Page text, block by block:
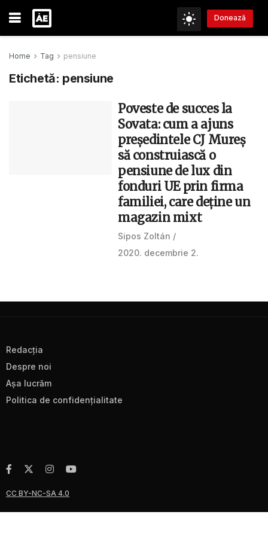
Donează
Home Tag pensiune
Etichetă: pensiune
Poveste de succes la
Sovata: cum a ajuns
președintele CJ Mureș
să construiască o
pensiune de lux din
fonduri UE prin firma
familiei, care deține un
magazin mixt
Sipos Zoltán
2020. decembrie 2.
Redacţia
Despre noi
Aşa lucrăm
Politica de confidenţialitate
CC BY-NC-SA 4.0